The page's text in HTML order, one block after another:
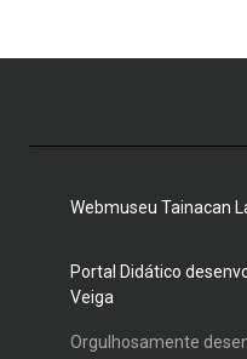
Webmuseu Tainacan
Portal Didático
Veiga
Orgulhosamente